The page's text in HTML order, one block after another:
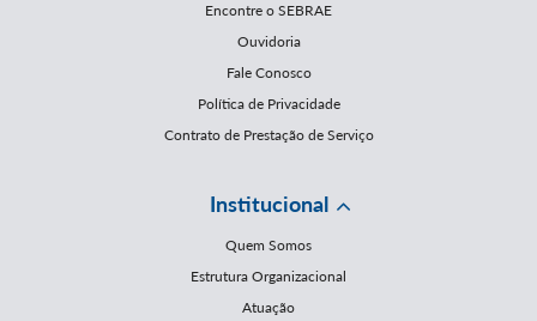
Encontre o SEBRAE
Ouvidoria
Fale Conosco
Política de Privacidade
Contrato de Prestação de Serviço
Institucional
Quem Somos
Estrutura Organizacional
Atuação